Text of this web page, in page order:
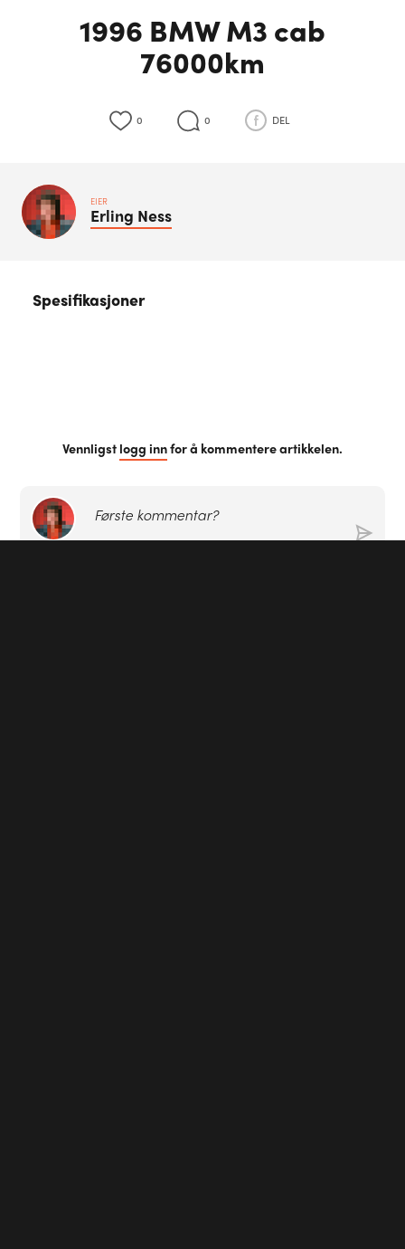
1996 BMW M3 cab
76000km
0 0 DEL
EIER
Erling Ness
Spesifikasjoner
Vennligst logg innfor å kommentere artikkelen.
Første kommentar?